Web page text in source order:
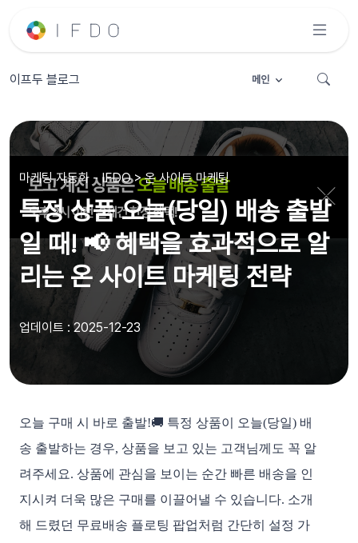
이프두 블로그 메인
마케팅 자동화 - IFDO > 온 사이트 마케팅
특정 상품 오늘(당일) 배송 출발
일 때! 📢 혜택을 효과적으로 알
리는 온 사이트 마케팅 전략
업데이트 : 2025-12-23
오늘 구매 시 바로 출발!🚚 특정 상품이 오늘(당일) 배
송 출발하는 경우, 상품을 보고 있는 고객님께도 꼭 알
려주세요. 상품에 관심을 보이는 순간 빠른 배송을 인
지시켜 더욱 많은 구매를 이끌어낼 수 있습니다. 소개
해 드렸던 무료배송 플로팅 팝업처럼 간단히 설정 가